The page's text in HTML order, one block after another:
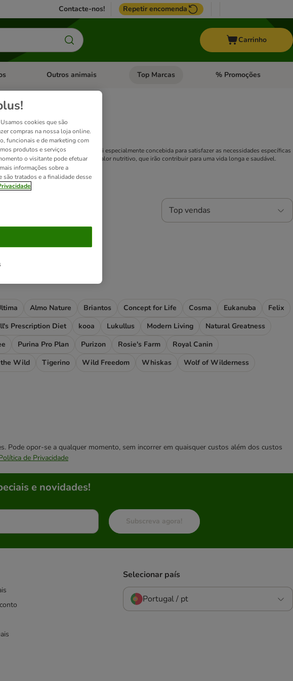
Contacte-nos! Repetir encomenda
Carrinho
de categoria: RoedoresAbrir menu de categoria: Pássaros
Outros animais Abrir menu de categoria: Outros animais
Top Marcas Abrir menu de categoria:
% Promoções
nutritiva e completa. Esta ração foi especialmente concebida para satisfazer as necessidades específicas
os benefícios do seu elevado valor nutritivo, que irão contribuir para uma vida longa e saudável.
Top vendas
Almo Nature Briantos Concept for Life Cosma Eukanuba
Felix
Prescription Diet kooa Lukullus Modern Living
Natural Greatness
Purina Pro Plan Purizon Rosie's Farm
Royal Canin
Wild Tigerino Wild Freedom Whiskas
Wolf of Wilderness
Pode opor-se a qualquer momento, sem incorrer em quaisquer custos além dos custos
de Privacidade
e novidades!
Subscreva agora!
Selecionar país
Portugal / pt
cookies que são
compras na nossa loja online.
funcionais e de marketing com
produtos e serviços
o visitante pode efetuar
informações sobre a
tratados e a finalidade desse